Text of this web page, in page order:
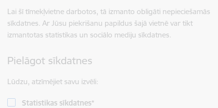
Lai šī tīmekļvietne darbotos, tā izmanto obligāti nepieciešamās
sīkdatnes. Ar Jūsu piekrišanu papildus šajā vietnē var tikt
izmantotas statistikas un sociālo mediju sīkdatnes.
Pielāgot sīkdatnes
Lūdzu, atzīmējiet savu izvēli:
Statistikas sīkdatnes*